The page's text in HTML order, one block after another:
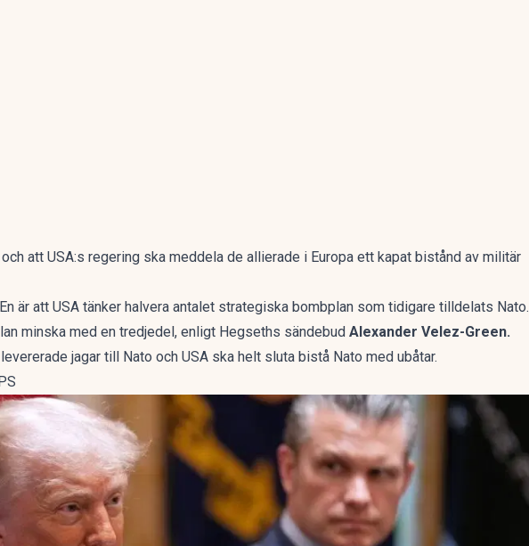
att USA:s regering ska meddela de allierade i Europa ett kapat bistånd av militär
är att USA tänker halvera antalet strategiska bombplan som tidigare tilldelats Nato.
minska med en tredjedel, enligt Hegseths sändebud Alexander Velez-Green.
jagar till Nato och USA ska helt sluta bistå Nato med ubåtar.